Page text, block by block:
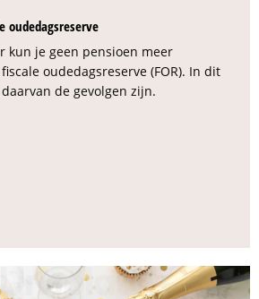
oudedagsreserve
kun je geen pensioen meer
oudedagsreserve (FOR). In dit
de gevolgen zijn.